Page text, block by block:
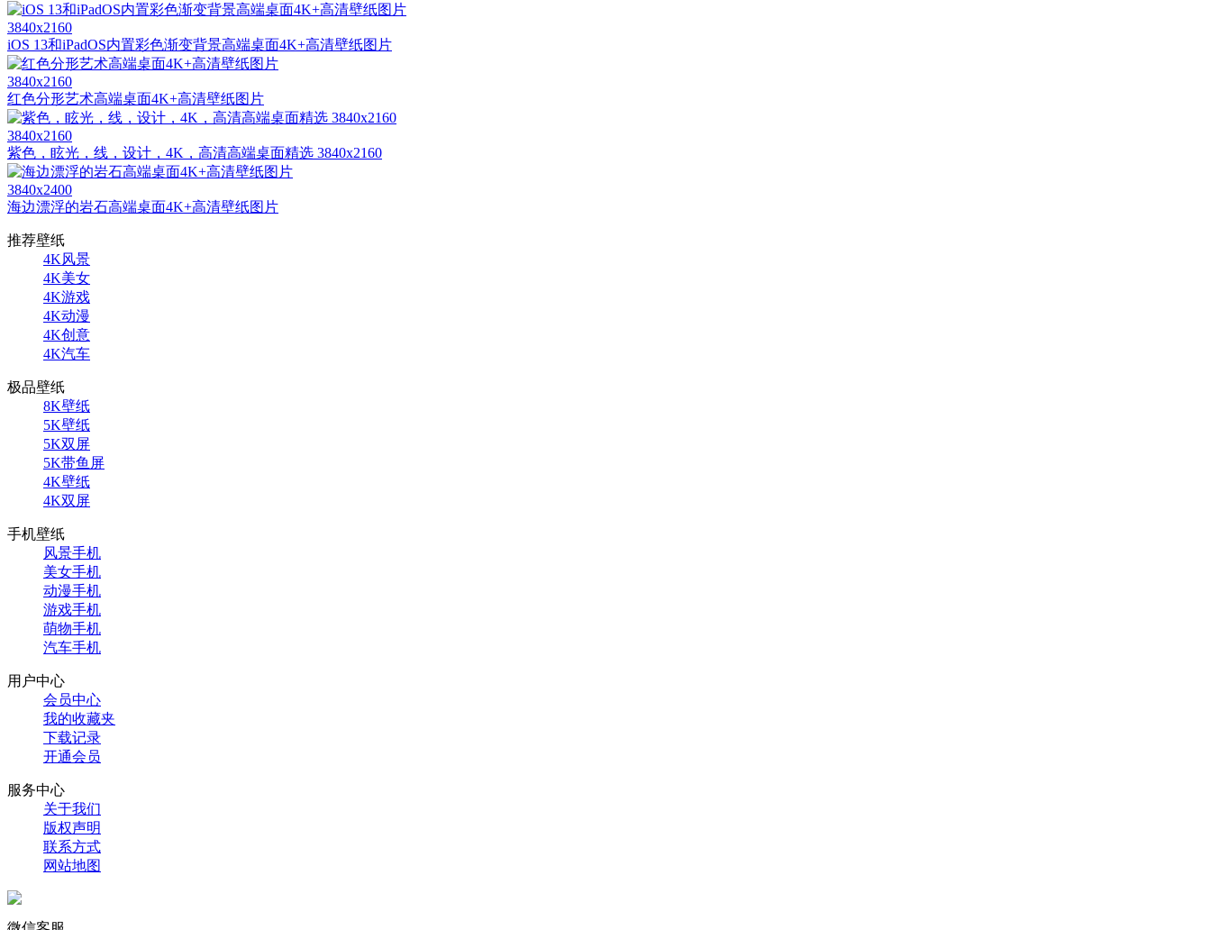
3840x2160
iOS 13和iPadOS内置彩色渐变背景高端桌面4K+高清壁纸图片
3840x2160
红色分形艺术高端桌面4K+高清壁纸图片
3840x2160
紫色，眩光，线，设计，4K，高清高端桌面精选 3840x2160
3840x2400
海边漂浮的岩石高端桌面4K+高清壁纸图片
推荐壁纸
4K风景
4K美女
4K游戏
4K动漫
4K创意
4K汽车
极品壁纸
8K壁纸
5K壁纸
5K双屏
5K带鱼屏
4K壁纸
4K双屏
手机壁纸
风景手机
美女手机
动漫手机
游戏手机
萌物手机
汽车手机
用户中心
会员中心
我的收藏夹
下载记录
开通会员
服务中心
关于我们
版权声明
联系方式
网站地图